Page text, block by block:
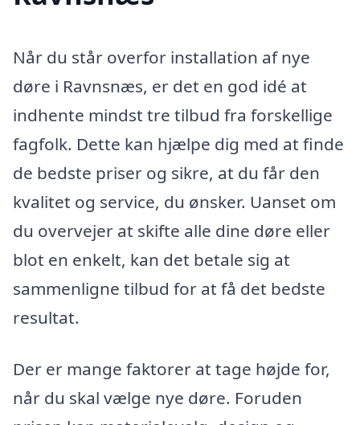
Når du står overfor installation af nye
døre i Ravnsnæs, er det en god idé at
indhente mindst tre tilbud fra forskellige
fagfolk. Dette kan hjælpe dig med at finde
de bedste priser og sikre, at du får den
kvalitet og service, du ønsker. Uanset om
du overvejer at skifte alle dine døre eller
blot en enkelt, kan det betale sig at
sammenligne tilbud for at få det bedste
resultat.
Der er mange faktorer at tage højde for,
når du skal vælge nye døre. Foruden